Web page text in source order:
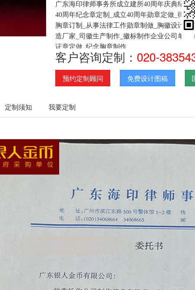
广东海印律师事务所成立建所40周年庆典纪念
40周年纪念章定制_成立40周年勋章定做_律师
胸章订制_从事法律工作勋章制做_胸徽设计制
造厂家_司徽生产制作_徽标制作企业公司单位_
证章定做_纪念胸章制作
客户咨询定制： 020-
预约定制顾问 免费设计图稿
定制须知 我要定制